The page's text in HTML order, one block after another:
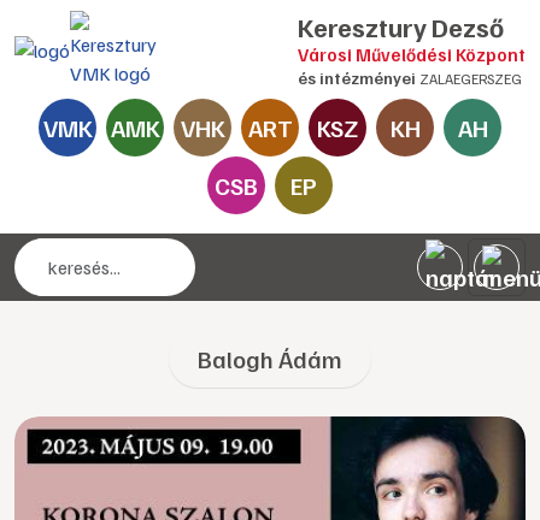
Keresztury Dezső
Városi Művelődési Központ
és intézményei ZALAEGERSZEG
VMK AMK VHK ART KSZ KH
AH
CSB
EP
Balogh Ádám